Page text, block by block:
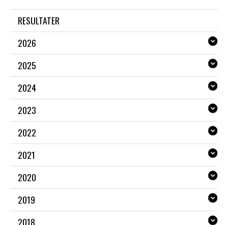
RESULTATER
2026
2025
2024
2023
2022
2021
2020
2019
2018